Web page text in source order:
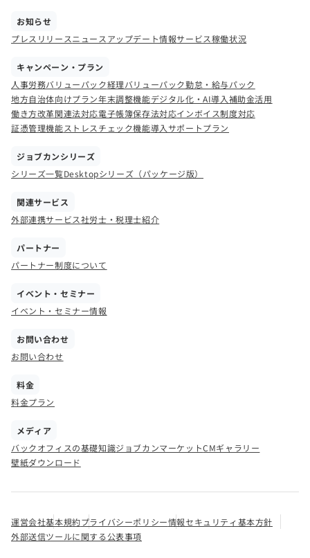
お知らせ
プレスリリースニュース アップデート情報サービス稼働状況
キャンペーン・プラン
人事労務バリューパック経理バリューパック勤怠・給与パック
地方自治体向けプラン年末調整機能デジタル化・AI導入補助金活用
働き方改革関連法対応電子帳簿保存法対応インボイス制度対応
証憑管理機能ストレスチェック機能導入サポートプラン
ジョブカンシリーズ
シリーズ一覧Desktopシリーズ（パッケージ版）
関連サービス
外部連携サービス社労士・税理士紹介
パートナー
パートナー制度について
イベント・セミナー
イベント・セミナー情報
お問い合わせ
お問い合わせ
料金
料金プラン
メディア
バックオフィスの基礎知識ジョブカンマーケットCMギャラリー
壁紙ダウンロード
運営会社基本規約プライバシーポリシー情報セキュリティ基本方針
外部送信ツールに関する公表事項